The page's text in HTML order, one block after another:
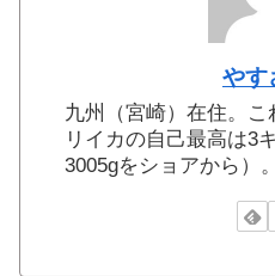
やす
九州（宮崎）在住。
リイカの自己最高は3
3005gをショアから）。